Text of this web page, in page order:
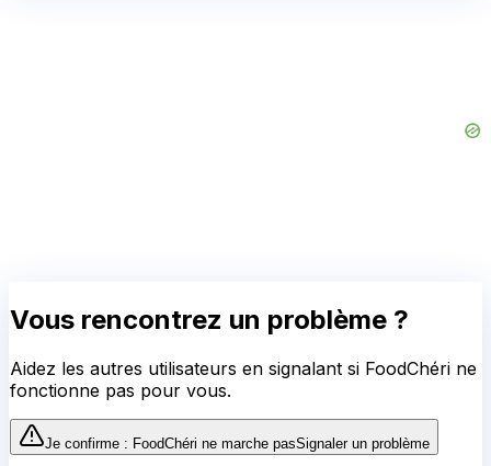
Vous rencontrez un problème ?
Aidez les autres utilisateurs en signalant si FoodChéri ne
fonctionne pas pour vous.
Je confirme : FoodChéri ne marche pasSignaler un problème